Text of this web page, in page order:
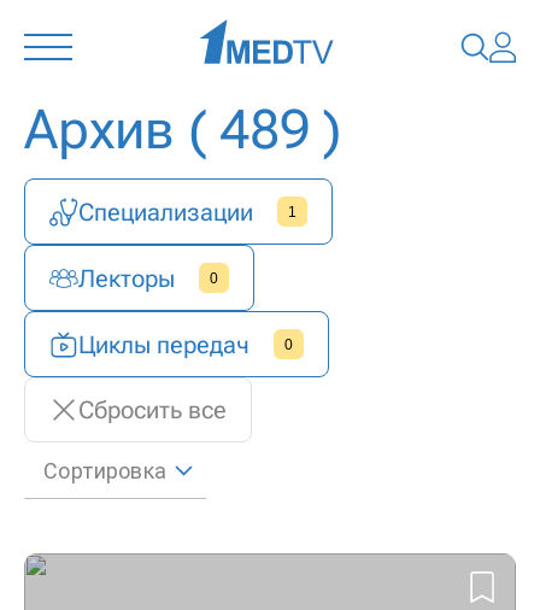
Архив ( 489 )
Специализации 1
Лекторы 0
Циклы передач 0
Сбросить все
Сортировка